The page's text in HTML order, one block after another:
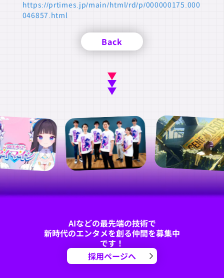
https://prtimes.jp/main/html/rd/p/000000175.000
046857.html
Back
AIなどの最先端の技術で
新時代のエンタメを創る仲間を募集中
です！
採用ページへ